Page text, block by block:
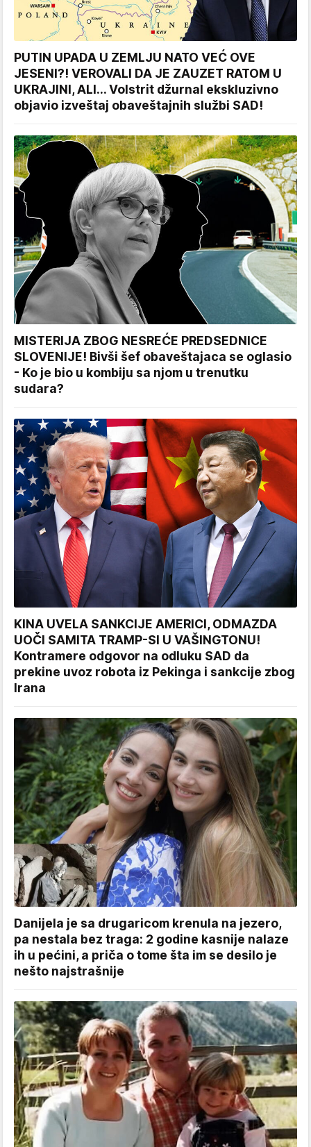
PUTIN UPADA U ZEMLJU NATO VEĆ OVE
JESENI?! VEROVALI DA JE ZAUZET RATOM U
UKRAJINI, ALI... Volstrit džurnal ekskluzivno
objavio izveštaj obaveštajnih službi SAD!
MISTERIJA ZBOG NESREĆE PREDSEDNICE
SLOVENIJE! Bivši šef obaveštajaca se oglasio
- Ko je bio u kombiju sa njom u trenutku
sudara?
KINA UVELA SANKCIJE AMERICI, ODMAZDA
UOČI SAMITA TRAMP-SI U VAŠINGTONU!
Kontramere odgovor na odluku SAD da
prekine uvoz robota iz Pekinga i sankcije zbog
Irana
Danijela je sa drugaricom krenula na jezero,
pa nestala bez traga: 2 godine kasnije nalaze
ih u pećini, a priča o tome šta im se desilo je
nešto najstrašnije